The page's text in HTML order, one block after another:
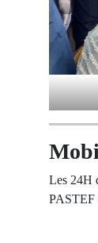
Les 24H
PASTEF